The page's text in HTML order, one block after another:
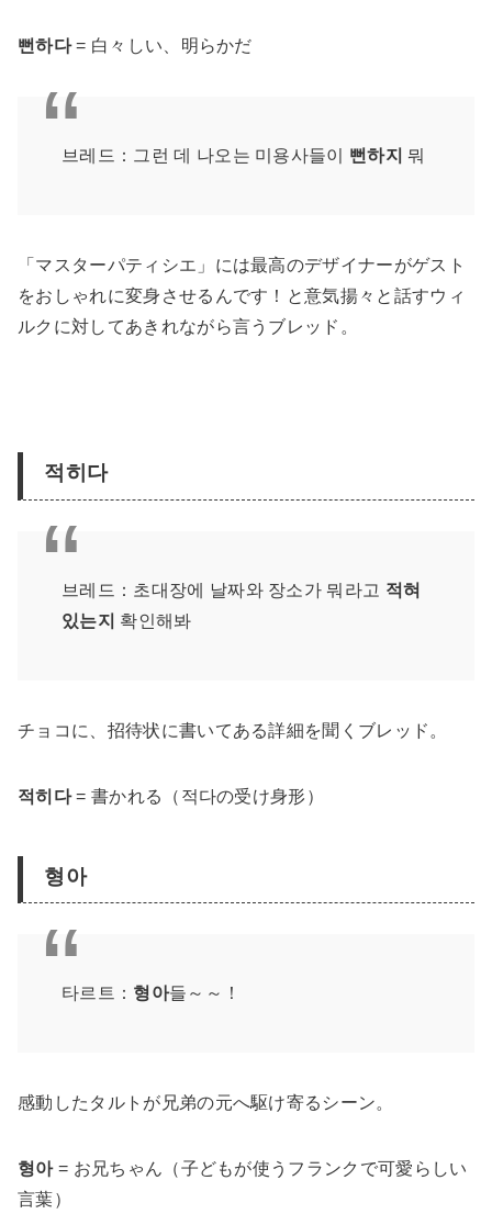
뻔하다= 白々しい、明らかだ
브레드：그런 데 나오는 미용사들이 뻔하지 뭐
「マスターパティシエ」には最高のデザイナーがゲスト
をおしゃれに変身させるんです！と意気揚々と話すウィ
ルクに対してあきれながら言うブレッド。
적히다
브레드：초대장에 날짜와 장소가 뭐라고 적혀
있는지 확인해봐
チョコに、招待状に書いてある詳細を聞くブレッド。
적히다= 書かれる（적다の受け身形）
형아
타르트： 형아들～～！
感動したタルトが兄弟の元へ駆け寄るシーン。
형아= お兄ちゃん（子どもが使うフランクで可愛らしい
言葉）